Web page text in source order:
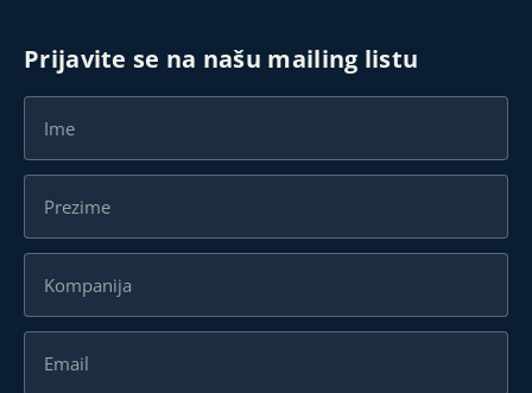
Prijavite se na našu mailing listu